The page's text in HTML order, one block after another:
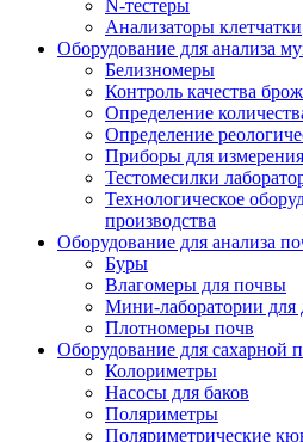
N-тестеры
Анализаторы клетчатки
Оборудование для анализа
Белизномеры
Контроль качества
Определение
Определение
Приборы для измерения
Тестомесилки
Технологическое
производства
Оборудование для анализа
Буры
Влагомеры для почвы
Мини-лаборатории для
Плотномеры почв
Оборудование для сахарной
Колориметры
Насосы для баков
Поляриметры
Поляриметрические